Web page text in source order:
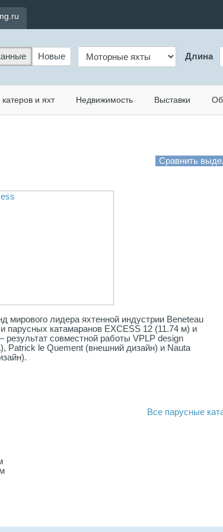
Новые Длина
и яхт Недвижимость Выставки
мирового лидера яхтенной индустрии Beneteau
парусных катамаранов EXCESS 12 (11.74 м) и
результат совместной работы VPLP design
Patrick le Quement (внешний дизайн) и Nauta
Все парусные